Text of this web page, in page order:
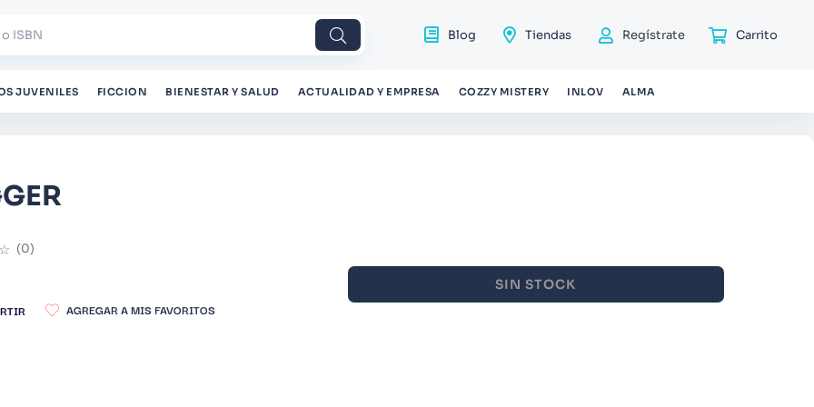
Blog Tiendas Regístrate
JUVENILES FICCION BIENESTAR Y SALUD ACTUALIDAD Y EMPRESA COZZY MISTERY INLOV ALMA
☆ (0)
SIN STOCK